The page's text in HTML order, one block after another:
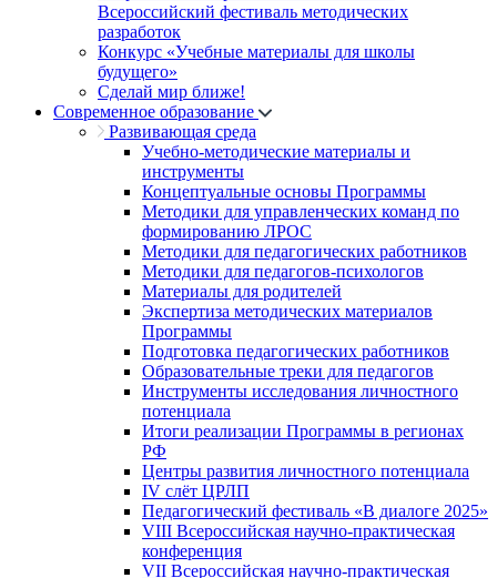
Всероссийский фестиваль методических
разработок
Конкурс «Учебные материалы для школы
будущего»
Сделай мир ближе!
Современное образование
Развивающая среда
Учебно-методические материалы и
инструменты
Концептуальные основы Программы
Методики для управленческих команд по
формированию ЛРОС
Методики для педагогических работников
Методики для педагогов-психологов
Материалы для родителей
Экспертиза методических материалов
Программы
Подготовка педагогических работников
Образовательные треки для педагогов
Инструменты исследования личностного
потенциала
Итоги реализации Программы в регионах
РФ
Центры развития личностного потенциала
IV слёт ЦРЛП
Педагогический фестиваль «В диалоге 2025»
VIII Всероссийская научно-практическая
конференция
VII Всероссийская научно-практическая